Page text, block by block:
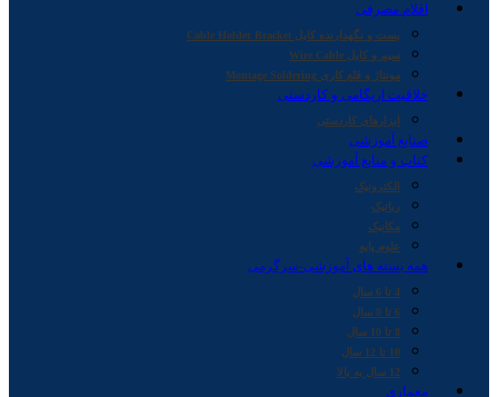
اقلام مصرفی
بست و نگهدارنده کابل Cable Holder Bracket
سیم و کابل Wire Cable
مونتاژ و قلع کاری Montage Soldering
خلاقیت اریگامی و کاردستی
ابزارهای کاردستی
صنایع آموزشی
کتاب و منابع آموزشی
الکترونیک
رباتیک
مکانیک
علوم پایه
همه بسته های آموزشی-سرگرمی
4 تا 6 سال
6 تا 8 سال
8 تا 10 سال
10 تا 12 سال
12 سال به بالا
معماری